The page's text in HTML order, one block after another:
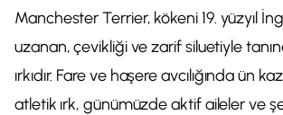
Manchester Terrier, kökeni 19. yüzyıl
uzanan, çevikliği ve zarif siluetiyle
ırkıdır. Fare ve haşere avcılığında ün
atletik ırk, günümüzde aktif aileler ve